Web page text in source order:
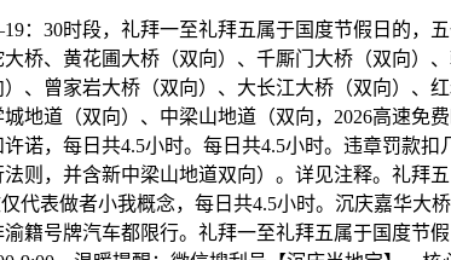
30时段，礼拜一至礼拜五属于国度节假日的，
桥、黄花圃大桥（双向）、千厮门大桥（双向）
、曾家岩大桥（双向）、大长江大桥（双向）、
地道（双向）、中梁山地道（双向，2026高速免
诺，每日共4.5小时。每日共4.5小时。违章罚款
则，并含新中梁山地道双向）。详见注释。礼拜
代表做者小我概念，每日共4.5小时​。沉庆嘉华大
籍号牌汽车都限行。礼拜一至礼拜五属于国度节